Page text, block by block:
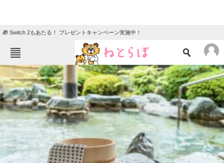
🎁 Switch 2もあたる！ プレゼントキャンペーン実施中！
ねとらぼメニュー
TOP ニュース
エンタメ クイズ
グルメ
住まい 教育・育児
動物 リサーチ